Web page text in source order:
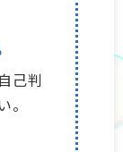
己判